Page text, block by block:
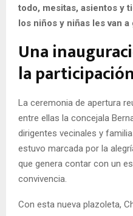
todo, mesitas, asientos y
los niños y niñas les van a
Una
la participación
La ceremonia de apertura
entre ellas la concejala
dirigentes vecinales y
estuvo marcada por la
que genera contar con un
convivencia.
Con esta nueva plazoleta,